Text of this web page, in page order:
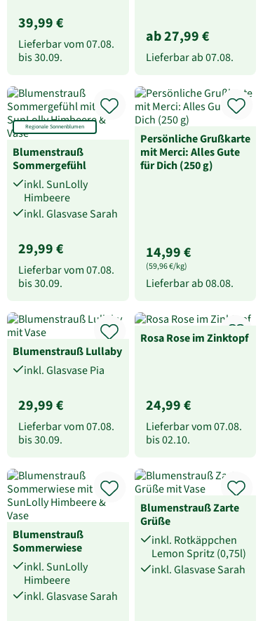
39,99 €
Lieferbar vom07.08.
bis30.09.
ab 27,99 €
Lieferbar ab07.08.
Regionale Sonnenblumen
Blumenstrauß
Sommergefühl
inkl. SunLolly
Himbeere
inkl. Glasvase Sarah
29,99 €
Lieferbar vom07.08.
bis30.09.
Persönliche Grußkarte
mit Merci: Alles Gute
für Dich (250 g)
14,99 €
(59,96 €/kg)
Lieferbar ab08.08.
Blumenstrauß Lullaby
inkl. Glasvase Pia
29,99 €
Lieferbar vom07.08.
bis30.09.
Rosa Rose im Zinktopf
24,99 €
Lieferbar vom07.08.
bis02.10.
Blumenstrauß
Sommerwiese
inkl. SunLolly
Himbeere
inkl. Glasvase Sarah
Blumenstrauß Zarte
Grüße
inkl. Rotkäppchen
Lemon Spritz (0,75l)
inkl. Glasvase Sarah